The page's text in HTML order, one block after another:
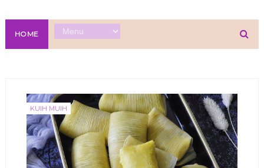
HOME
KUIH MUIH